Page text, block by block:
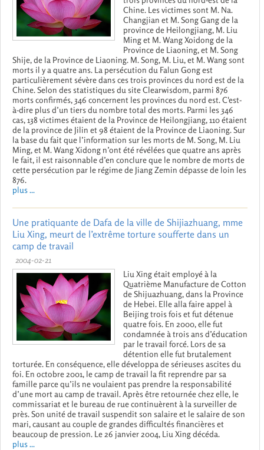
Chine. Les victimes sont M. Na.
Changjian et M. Song Gang de la
province de Heilongjiang, M. Liu
Ming et M. Wang Xoidong de la
Province de Liaoning, et M. Song
Shije, de la Province de Liaoning. M. Song, M. Liu, et M. Wang sont
morts il y a quatre ans. La persécution du Falun Gong est
particulièrement sévère dans ces trois provinces du nord est de la
Chine. Selon des statistiques du site Clearwisdom, parmi 876
morts confirmés, 346 concernent les provinces du nord est. C'est-
à-dire plus d’un tiers du nombre total des morts. Parmi les 346
cas, 138 victimes étaient de la Province de Heilongjiang, 110 étaient
de la province de Jilin et 98 étaient de la Province de Liaoning. Sur
la base du fait que l’information sur les morts de M. Song, M. Liu
Ming, et M. Wang Xidong n’ont été révélées que quatre ans après
le fait, il est raisonnable d’en conclure que le nombre de morts de
cette persécution par le régime de Jiang Zemin dépasse de loin les
876.
plus ...
Une pratiquante de Dafa de la ville de Shijiazhuang, mme
Liu Xing, meurt de l’extrême torture soufferte dans un
camp de travail
2004-02-21
Liu Xing était employé à la
Quatrième Manufacture de Cotton
de Shijuazhuang, dans la Province
de Hebei. Elle alla faire appel à
Beijing trois fois et fut détenue
quatre fois. En 2000, elle fut
condamnée à trois ans d’éducation
par le travail forcé. Lors de sa
détention elle fut brutalement
torturée. En conséquence, elle développa de sérieuses ascites du
foi. En octobre 2001, le camp de travail la fit reprendre par sa
famille parce qu’ils ne voulaient pas prendre la responsabilité
d’une mort au camp de travail. Après être retournée chez elle, le
commissariat et le bureau de rue continuèrent à la surveiller de
près. Son unité de travail suspendit son salaire et le salaire de son
mari, causant au couple de grandes difficultés financières et
beaucoup de pression. Le 26 janvier 2004, Liu Xing décéda.
plus ...